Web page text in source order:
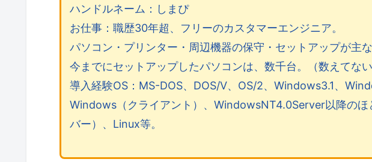
ハンドルネーム：しまぴ
お仕事：職歴30年超、フリーのカスタマーエンジニア。
パソコン・プリンター・周辺機器の保守・セットアップが主な
今までにセットアップしたパソコンは、数千台。（数えてない
導入経験OS：MS-DOS、DOS/V、OS/2、Windows3.1、
Windows（クライアント）、WindowsNT4.0Server以降の
バー）、Linux等。